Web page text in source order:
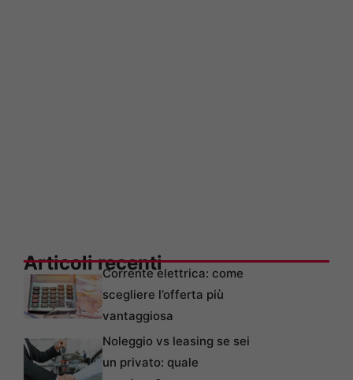
Articoli recentiCorrente elettrica: come
scegliere l’offerta più
vantaggiosa
Noleggio vs leasing se sei
un privato: quale